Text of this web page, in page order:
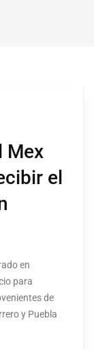
Mex
el
en
para
de
y Puebla